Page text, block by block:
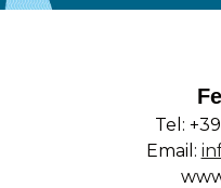
Tel:
Email: